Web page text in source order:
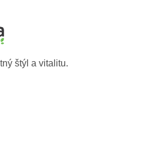
štýl a vitalitu.